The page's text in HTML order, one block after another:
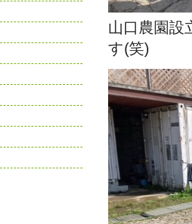
山口農園設
す(笑)